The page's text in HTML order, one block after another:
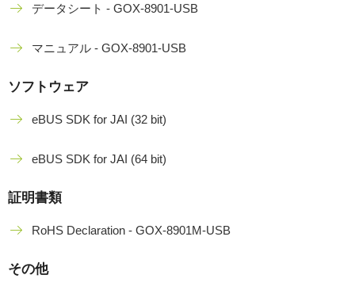
データシート - GOX-8901-USB
マニュアル - GOX-8901-USB
ソフトウェア
eBUS SDK for JAI (32 bit)
eBUS SDK for JAI (64 bit)
証明書類
RoHS Declaration - GOX-8901M-USB
その他